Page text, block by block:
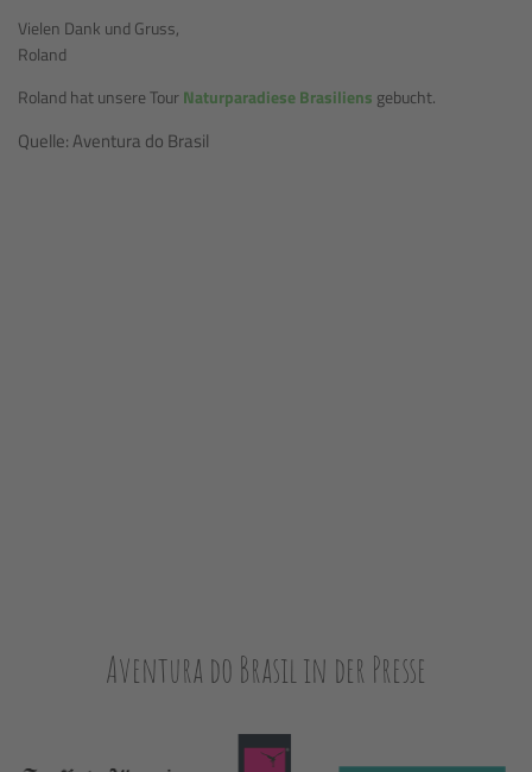
Vielen Dank und Gruss,
Roland
Roland hat unsere TourNaturparadiese Brasiliens gebucht.
Quelle: Aventura do Brasil
Aventura do Brasil in der Presse